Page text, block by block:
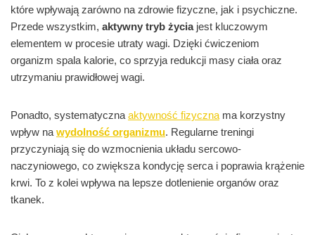
które wpływają zarówno na zdrowie fizyczne, jak i psychiczne.
Przede wszystkim, aktywny tryb życiajest kluczowym
elementem w procesie utraty wagi. Dzięki ćwiczeniom
organizm spala kalorie, co sprzyja redukcji masy ciała oraz
utrzymaniu prawidłowej wagi.
Ponadto, systematyczna aktywność fizyczna ma korzystny
wpływ na wydolność organizmu. Regularne treningi
przyczyniają się do wzmocnienia układu sercowo-
naczyniowego, co zwiększa kondycję serca i poprawia krążenie
krwi. To z kolei wpływa na lepsze dotlenienie organów oraz
tkanek.